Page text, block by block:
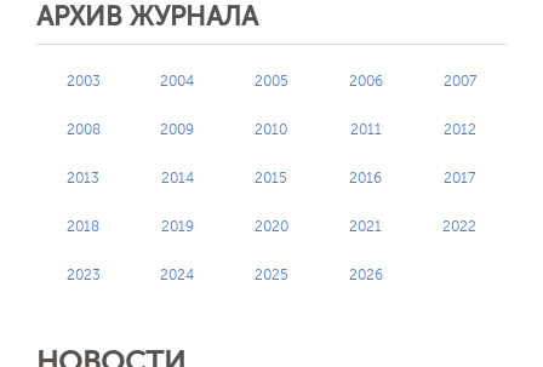
АРХИВ ЖУРНАЛА
2003 2004 2005 2006 2007
2008 2009 2010 2011 2012
2013 2014 2015 2016 2017
2018 2019 2020 2021 2022
2023 2024 2025 2026